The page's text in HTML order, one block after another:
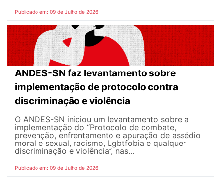
Publicado em: 09 de Julho de 2026
ANDES-SN faz levantamento sobre
implementação de protocolo contra
discriminação e violência
O ANDES-SN iniciou um levantamento sobre a
implementação do “Protocolo de combate,
prevenção, enfrentamento e apuração de assédio
moral e sexual, racismo, Lgbtfobia e qualquer
discriminação e violência”, nas...
Publicado em: 09 de Julho de 2026